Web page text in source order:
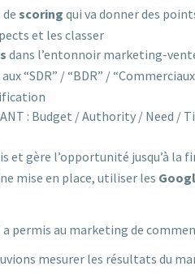
descoring qui va donner des
et les classer
dans l’entonnoir marketing-
“SDR” / “BDR” /
: Budget / Authority / Need /
et gère l’opportunité jusqu’à la
mise en place, utiliser les
permis au marketing de
mesurer les résultats du